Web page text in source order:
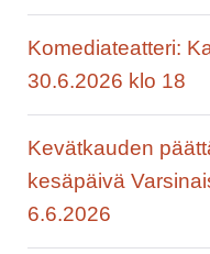
Komediateatteri:
30.6.2026 klo 18
Kevätkauden
kesäpäivä
6.6.2026